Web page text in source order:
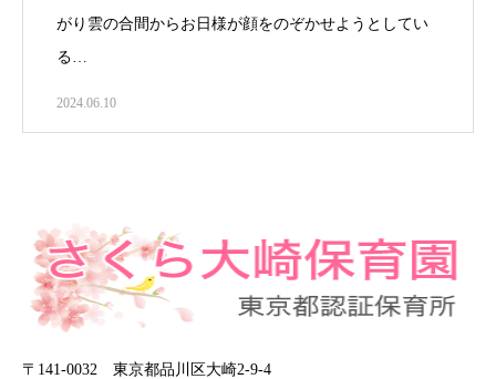
がり雲の合間からお日様が顔をのぞかせようとしてい
る…
2024.06.10
〒141-0032 東京都品川区大崎2-9-4